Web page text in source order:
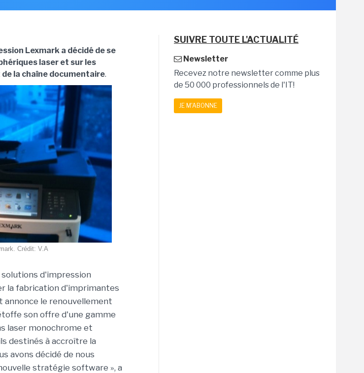
Lexmark a décidé de se
laser et sur les
la chaîne documentaire.
Crédit: V.A
solutions d'impression
la fabrication d'imprimantes
annonce le renouvellement
son offre d'une gamme
laser monochrome et
destinés à accroître la
avons décidé de nous
stratégie software », a
SUIVRE TOUTE L'ACTUALITÉ
Newsletter
Recevez notre newsletter comme plus
de 50 000 professionnels de l'IT!
JE M'ABONNE